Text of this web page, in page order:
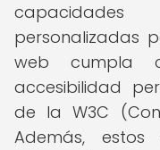
personalizadas
web cumpla
accesibilidad
de la W3C
Además,